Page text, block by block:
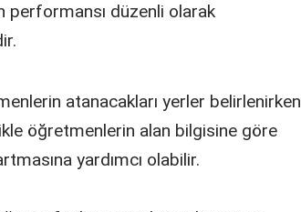
performansı düzenli olarak
atanacakları yerler belirlenirken
öğretmenlerin alan bilgisine göre
yardımcı olabilir.